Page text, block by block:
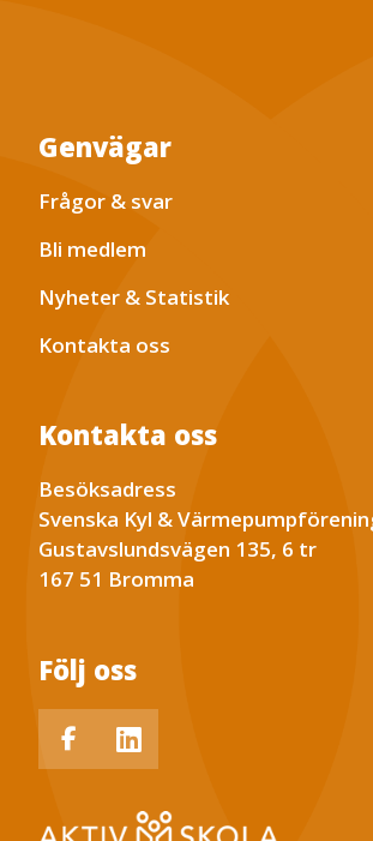
Genvägar
Frågor & svar
Bli medlem
Nyheter & Statistik
Kontakta oss
Kontakta oss
Besöksadress
Svenska Kyl &
Gustavslundsvägen 135, 6 tr
167 51 Bromma
Följ oss